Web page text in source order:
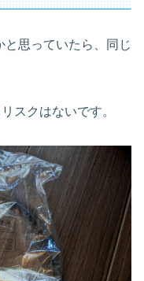
と思っていたら、同じ
スクはないです。